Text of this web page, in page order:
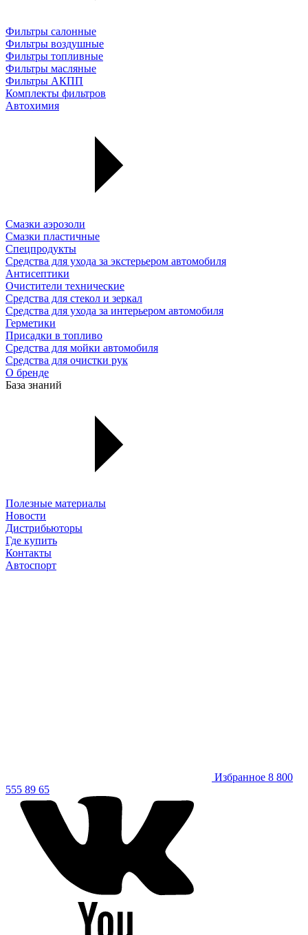
Фильтры салонные
Фильтры воздушные
Фильтры топливные
Фильтры масляные
Фильтры АКПП
Комплекты фильтров
Автохимия
Смазки аэрозоли
Смазки пластичные
Спецпродукты
Средства для ухода за экстерьером автомобиля
Антисептики
Очистители технические
Средства для стекол и зеркал
Средства для ухода за интерьером автомобиля
Герметики
Присадки в топливо
Средства для мойки автомобиля
Средства для очистки рук
О бренде
База знаний
Полезные материалы
Новости
Дистрибьюторы
Где купить
Контакты
Автоспорт
Избранное 8 800
555 89 65